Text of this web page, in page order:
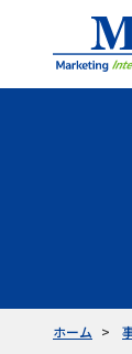
ホーム